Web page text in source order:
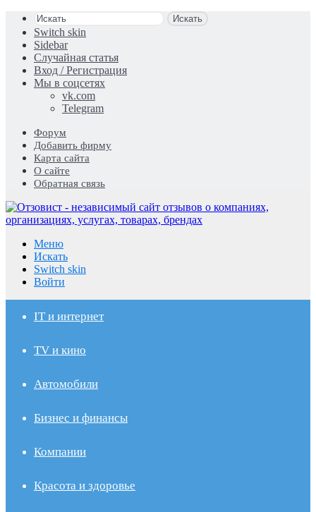
Искать
Switch skin
Sidebar
Случайная статья
Вход / Регистрация
Мы в соцсетях
vk.com
Telegram
Форум
Добавить фирму
Карта сайта
О сайте
Обратная связь
Меню
Искать
Switch skin
Войти
IT и интернет
TV и кино
Автомобили
Бизнес и финансы
Компании
Красота и здоровье